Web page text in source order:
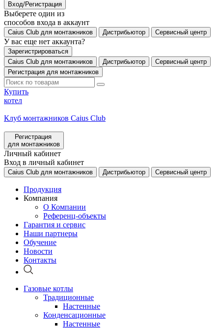
Вход/Регистрация
Выберете один из
способов входа в аккаунт
Caius Club для монтажников Дистрибьютор Сервисный центр
У вас еще нет аккаунта?
Зарегистрироваться
Caius Club для монтажников
Дистрибьютор
Сервисный центр
Регистрация для монтажников
Купить
котел
Клуб монтажников Caius Club
Регистрация
для монтажников
Личный кабинет
Вход в личный кабинет
Caius Club для монтажников Дистрибьютор Сервисный центр
Продукция
Компания
О Компании
Референц-объекты
Гарантия и сервис
Наши партнеры
Обучение
Новости
Контакты
Газовые котлы
Традиционные
Настенные
Конденсационные
Настенные